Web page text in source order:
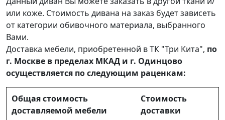
или коже. Стоимость дивана на заказ будет зависеть
от категории обивочного материала, выбранного
Вами.
Доставка мебели, приобретенной в ТК "Три Кита", по
г. Москве в пределах МКАД и г. Одинцово
осуществляется по следующим раценкам:
Общая стоимость
доставляемой мебели
Стоимость
доставки